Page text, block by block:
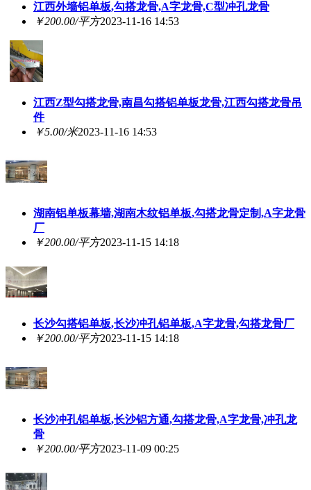
江西外墙铝单板,勾搭龙骨,A字龙骨,C型冲孔龙骨
￥200.00/平方2023-11-16 14:53
江西Z型勾搭龙骨,南昌勾搭铝单板龙骨,江西勾搭龙骨吊
件
￥5.00/米2023-11-16 14:53
湖南铝单板幕墙,湖南木纹铝单板,勾搭龙骨定制,A字龙骨
厂
￥200.00/平方2023-11-15 14:18
长沙勾搭铝单板,长沙冲孔铝单板,A字龙骨,勾搭龙骨厂
￥200.00/平方2023-11-15 14:18
长沙冲孔铝单板,长沙铝方通,勾搭龙骨,A字龙骨,冲孔龙
骨
￥200.00/平方2023-11-09 00:25